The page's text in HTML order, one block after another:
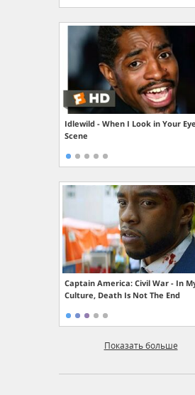
Idlewild - When I Look in Your
Scene
Captain America: Civil War - In
Culture, Death Is Not The End
Показать больше